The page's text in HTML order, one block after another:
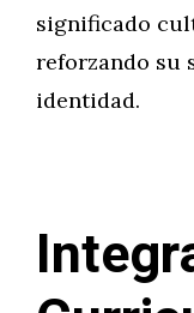
significado
reforzando su
identidad.